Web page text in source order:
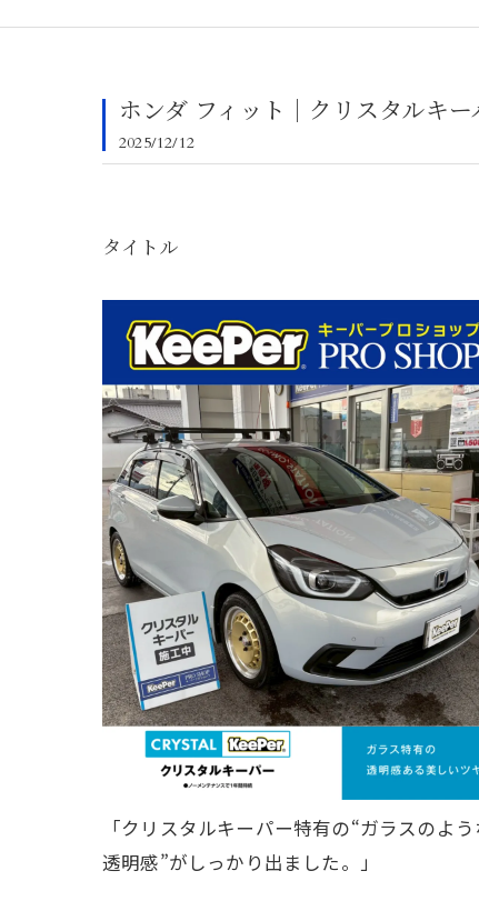
ホンダ フィット｜クリスタルキ
2025/12/12
タイトル
「クリスタルキーパー特有の“ガラスのよう
透明感”がしっかり出ました。」